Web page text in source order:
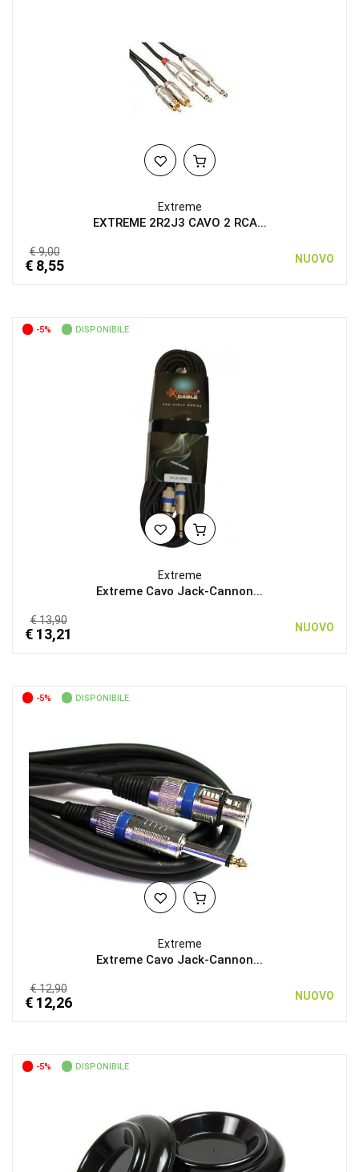
Extreme
EXTREME 2R2J3 CAVO 2 RCA...
€ 9,00
€ 8,55 NUOVO
-5% DISPONIBILE
Extreme
Extreme Cavo Jack-Cannon...
€ 13,90
€ 13,21 NUOVO
-5% DISPONIBILE
Extreme
Extreme Cavo Jack-Cannon...
€ 12,90
€ 12,26 NUOVO
-5% DISPONIBILE